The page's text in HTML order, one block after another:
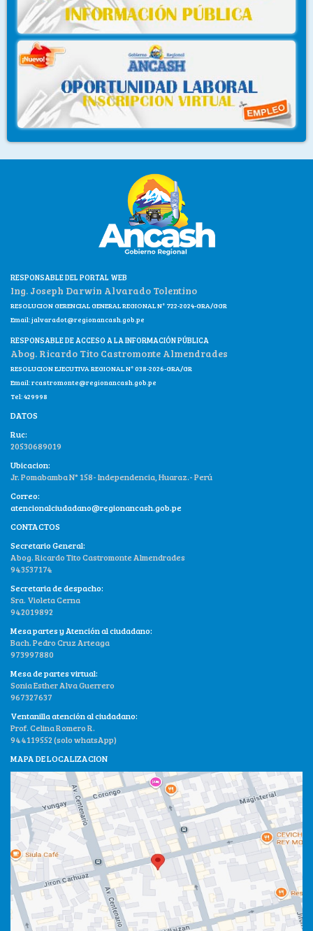
RESPONSABLE DEL PORTAL WEB
Ing. Joseph Darwin Alvarado Tolentino
RESOLUCION GERENCIAL GENERAL REGIONAL N° 722-2024-GRA/GGR
Email:jalvaradot@regionancash.gob.pe
RESPONSABLE DE ACCESO A LA INFORMACIÓN PÚBLICA
Abog. Ricardo Tito Castromonte Almendrades
RESOLUCION EJECUTIVA REGIONAL N° 038-2026-GRA/GR
Email:rcastromonte@regionancash.gob.pe
Tel: 429998
DATOS
Ruc:
20530689019
Ubicacion:
Jr. Pomabamba N° 158- Independencia, Huaraz.- Perú
Correo:
atencionalciudadano@regionancash.gob.pe
CONTACTOS
Secretario General:
Abog. Ricardo Tito Castromonte Almendrades
943537174
Secretaria de despacho:
Sra. Violeta Cerna
942019892
Mesa partes y Atención al ciudadano:
Bach. Pedro Cruz Arteaga
973997880
Mesa de partes virtual:
Sonia Esther Alva Guerrero
967327637
Ventanilla atención al ciudadano:
Prof. Celina Romero R.
944119552 (solo whatsApp)
MAPA DE LOCALIZACION